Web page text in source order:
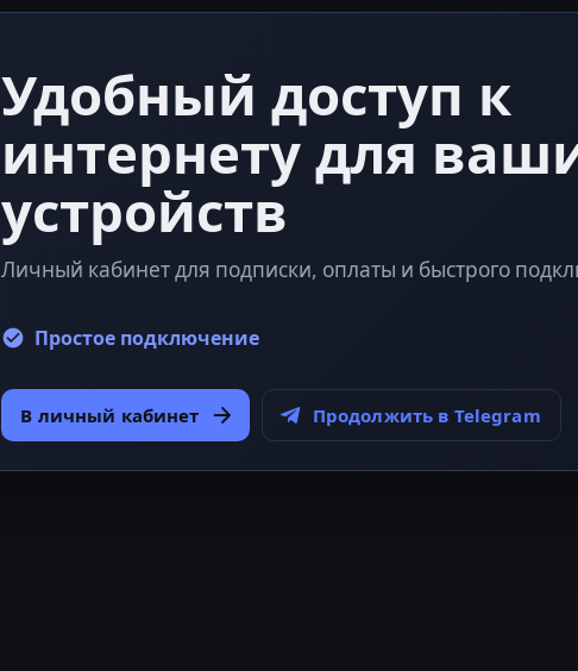
Удобный доступ к
интернету для
устройств
Личный кабинет для подписки, оплаты и быстрого
Простое подключение
В личный кабинет Продолжить в Telegram